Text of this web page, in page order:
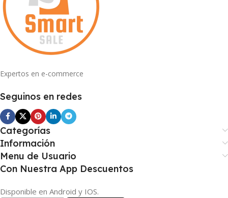
Expertos en e-commerce
Seguinos en redes
Categorías
Información
Menu de Usuario
Con Nuestra App Descuentos
Disponible en Android y IOS.